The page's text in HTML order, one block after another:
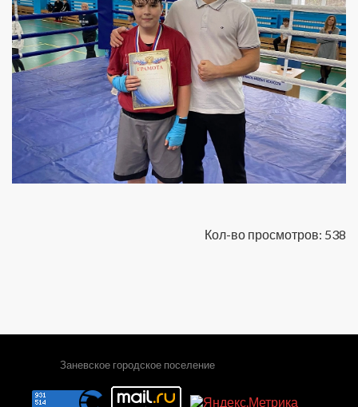
Кол-во просмотров: 538
Заневское городское поселение